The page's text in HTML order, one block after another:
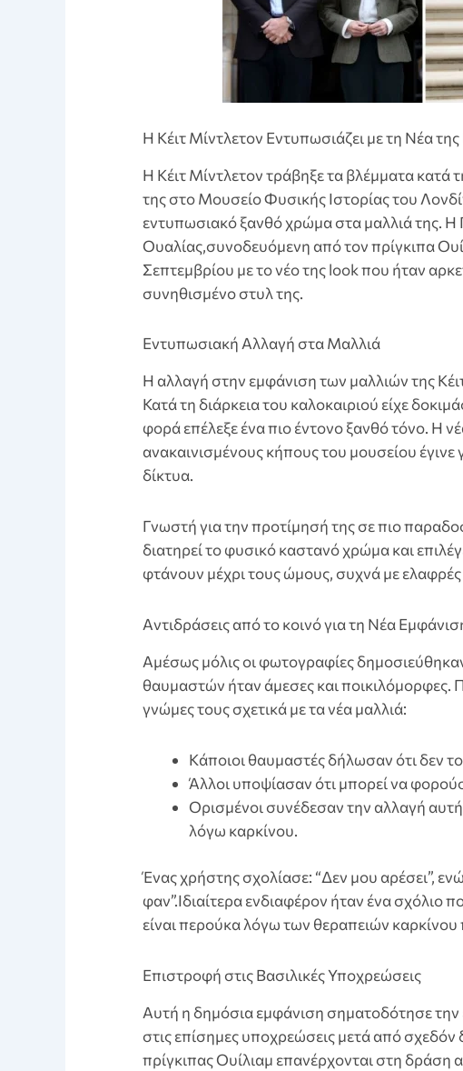
Η Κέιτ Μίντλετον Εντυπωσιάζει με τη Νέα
Η Κέιτ Μίντλετον τράβηξε τα βλέμματα
της στο Μουσείο Φυσικής Ιστορίας του
εντυπωσιακό ξανθό χρώμα στα μαλλιά της. Η
Ουαλίας,συνοδευόμενη από τον πρίγκιπα
Σεπτεμβρίου με το νέο της look που ήταν
συνηθισμένο στυλ της.
Εντυπωσιακή Αλλαγή στα Μαλλιά
Η αλλαγή στην εμφάνιση των μαλλιών της
Κατά τη διάρκεια του καλοκαιριού είχε
φορά επέλεξε ένα πιο έντονο ξανθό τόνο. Η
ανακαινισμένους κήπους του μουσείου
δίκτυα.
Γνωστή για την προτίμησή της σε πιο
διατηρεί το φυσικό καστανό χρώμα και
φτάνουν μέχρι τους ώμους, συχνά με
Aντιδράσεις από το κοινό για τη Νέα
Αμέσως μόλις οι φωτογραφίες
θαυμαστών ήταν άμεσες και ποικιλόμορφες.
γνώμες τους σχετικά με τα νέα μαλλιά:
Kάποιοι θαυμαστές δήλωσαν ότι δεν
Άλλοι υποψίασαν ότι μπορεί να
Ορισμένοι συνέδεσαν την αλλαγή
λόγω καρκίνου.
Ένας χρήστης σχολίασε: “Δεν μου αρέσει”,
φαν”.Ιδιαίτερα ενδιαφέρον ήταν ένα σχόλιο
είναι περούκα λόγω των θεραπειών καρκίνου
Eπιστροφή στις Βασιλικές Υποχρεώσεις
Aυτή η δημόσια εμφάνιση σηματοδότησε
στις επίσημες υποχρεώσεις μετά από σχεδόν
πρίγκιπας Ουίλιαμ επανέρχονται στη δράση